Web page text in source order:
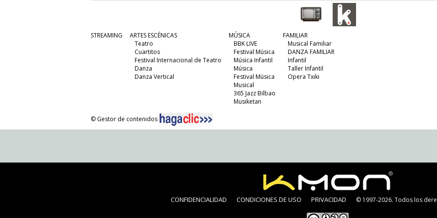
STREAMING
ARTES ESCÉNICAS
Teatro
Cuartitos
Festival Internacional de Teatro
Danza
Danza Vertical
MÚSICA
BBK LIVE
Festival Música
Música Infantil
Música
Festival Música
Musical
365 Jazz Bilbao
Musiketan
FAMILIAR
Musical Familiar
DANZA FAMILIAR
Infantil
Taller Infantil
Opera Txiki
© Gestor de contenidos
CONFIDENCIALIDAD CONDICIONES DE USO PRIVACIDAD © 1997-2026. Todos los